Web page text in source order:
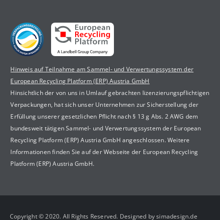
Hinweis auf Teilnahme am Sammel- und Verwertungssystem der
European Recycling Platform (ERP) Austria GmbH
Hinsichtlich der von uns in Umlauf gebrachten lizenzierungspflichtigen
Verpackungen, hat sich unser Unternehmen zur Sicherstellung der
Erfüllung unserer gesetzlichen Pflicht nach § 13 g Abs. 2 AWG dem
bundesweit tätigen Sammel- und Verwertungssystem der European
Recycling Platform (ERP) Austria GmbH angeschlossen. Weitere
Informationen finden Sie auf der Webseite der European Recycling
Platform (ERP) Austria GmbH.
Copyright © 2020. All Rights Reserved. Designed by simadesign.de